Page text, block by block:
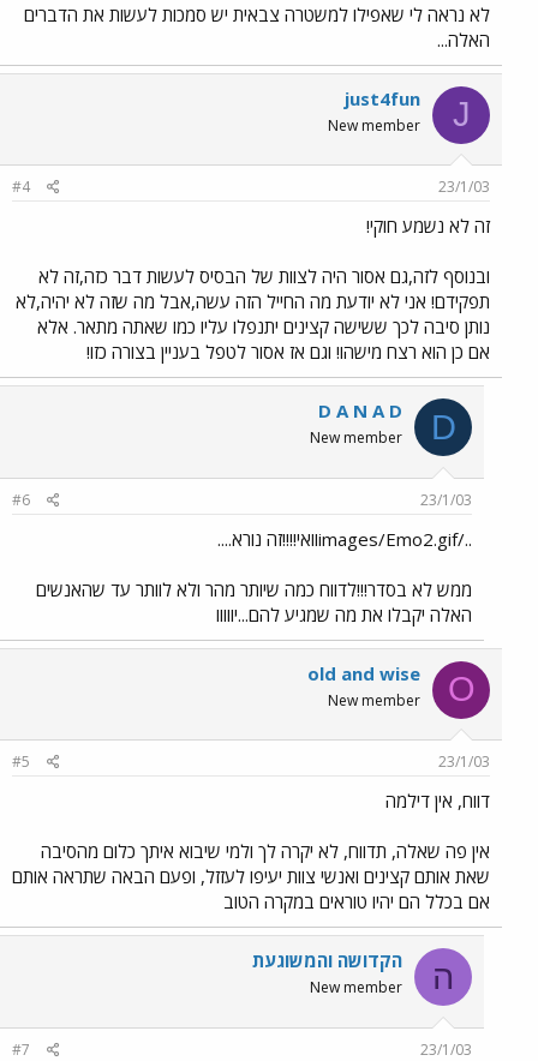
לא נראה לי שאפילו למשטרה צבאית יש סמכות לעשות את הדברים
האלה...
J
just4fun
New member
23/1/03
#4
זה לא נשמע חוקי!
ובנוסף לזה,גם אסור היה לצוות של הבסיס לעשות דבר כזה,זה לא
תפקידם! אני לא יודעת מה החייל הזה עשה,אבל מה שזה לא יהיה,לא
נותן סיבה לכך ששישה קצינים יתנפלו עליו כמו שאתה מתאר. אלא
אם כן הוא רצח מישהו! וגם אז אסור לטפל בעניין בצורה כזו!
D
D A N A D
New member
23/1/03
#6
../images/Emo2.gifוואי!!!!זה נורא....
ממש לא בסדר!!!לדווח כמה שיותר מהר ולא לוותר עד שהאנשים
האלה יקבלו את מה שמגיע להם...יווווו
O
old and wise
New member
23/1/03
#5
דווח, אין דילמה
אין פה שאלה, תדווח, לא יקרה לך ולמי שיבוא איתך כלום מהסיבה
שאת אותם קצינים ואנשי צוות יעיפו לעזזל, ופעם הבאה שתראה אותם
אם בכלל הם יהיו טוראים במקרה הטוב
ה הקדושה והמשוגעת
New member
23/1/03
#7